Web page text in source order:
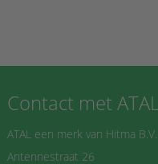
Contact met
ATAL een merk van Hitma B.V.
Antennestraat 26